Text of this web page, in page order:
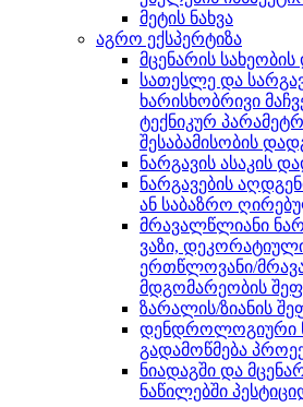
მეტის ნახვა
აგრო ექსპერტიზა
მცენარის
სათესლე და
ხარისხობრივი
ტექნიკურ
შესაბამისობის
ნარგავის ასაკის
ნარგავების
ან საბაზრო
მრავალწლიანი
ვაზი,
ერთწლოვანი/
მდგომარეობის
ზარალის/ზიანის
დენდროლოგიური
გადამოწმება
ნიადაგში და
ნაწილებში